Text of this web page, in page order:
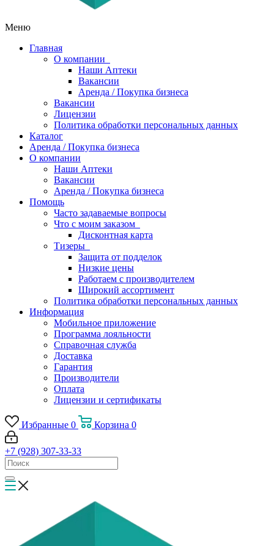
Меню
Главная
О компании
Наши Аптеки
Вакансии
Аренда / Покупка бизнеса
Вакансии
Лицензии
Политика обработки персональных данных
Каталог
Аренда / Покупка бизнеса
О компании
Наши Аптеки
Вакансии
Аренда / Покупка бизнеса
Помощь
Часто задаваемые вопросы
Что с моим заказом
Дисконтная карта
Тизеры
Защита от подделок
Низкие цены
Работаем с производителем
Широкий ассортимент
Политика обработки персональных данных
Информация
Мобильное приложение
Программа лояльности
Справочная служба
Доставка
Гарантия
Производители
Оплата
Лицензии и сертификаты
Избранные 0 Корзина 0
+7 (928) 307-33-33